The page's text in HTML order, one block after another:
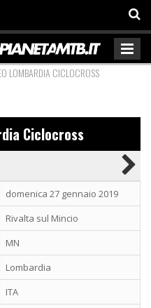
LOMBARDIA CICLOCROSS
Ciclocross
domenica 27 gennaio 2019
Rivalta sul Mincio
MN
Lombardia
ITA